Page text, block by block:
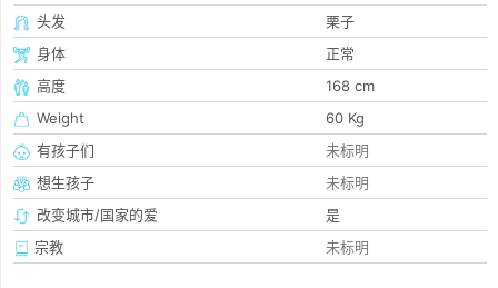
头发
栗子
身体
正常
高度
168 cm
Weight
60 Kg
有孩子们
未标明
想生孩子
未标明
改变城市/国家的爱
是
宗教
未标明